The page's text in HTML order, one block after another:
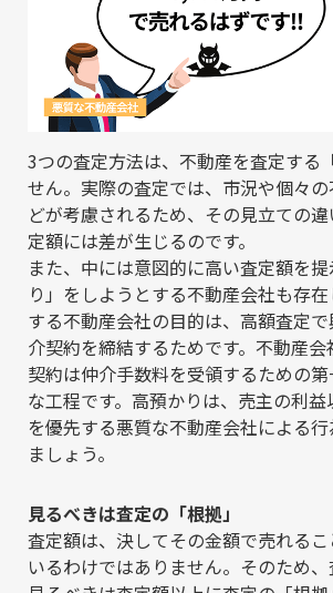
3つの査定方法は、不動産を査定する
せん。実際の査定では、市況や個々
どが考慮されるため、その見立ての
定額には差が生じるのです。
また、中には意図的に高い査定額を
り」をしようとする不動産会社も存
する不動産会社の目的は、高額査定
介契約を締結するためです。不動産
契約は仲介手数料を受領するための
な工程です。高預かりは、売主の利
を優先する悪質な不動産会社による
ましょう。
見るべきは査定の「根拠」
査定額は、決してその金額で売れる
いるわけではありません。そのため